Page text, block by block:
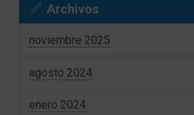
Archivos
noviembre 2025
agosto 2024
enero 2024